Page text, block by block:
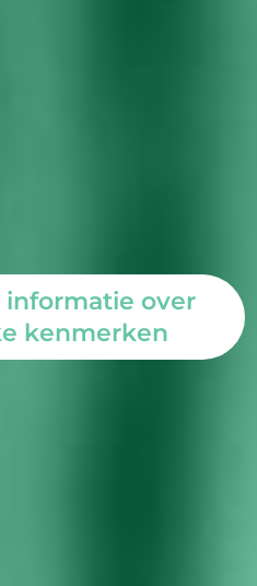
informatie over
kenmerken